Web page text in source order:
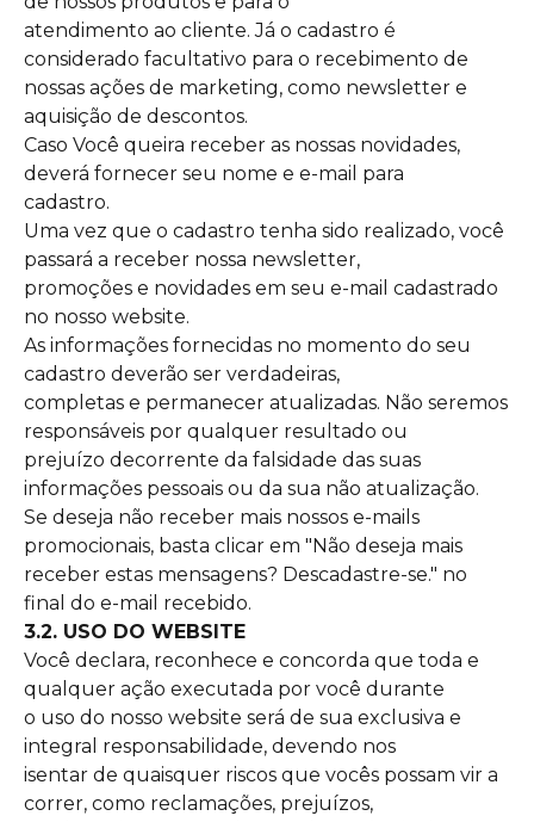
atendimento ao cliente. Já o cadastro é
considerado facultativo para o recebimento de
nossas ações de marketing, como newsletter e
aquisição de descontos.
Caso Você queira receber as nossas novidades,
deverá fornecer seu nome e e-mail para
cadastro.
Uma vez que o cadastro tenha sido realizado, você
passará a receber nossa newsletter,
promoções e novidades em seu e-mail cadastrado
no nosso website.
As informações fornecidas no momento do seu
cadastro deverão ser verdadeiras,
completas e permanecer atualizadas. Não seremos
responsáveis por qualquer resultado ou
prejuízo decorrente da falsidade das suas
informações pessoais ou da sua não atualização.
Se deseja não receber mais nossos e-mails
promocionais, basta clicar em "Não deseja mais
receber estas mensagens? Descadastre-se." no
final do e-mail recebido.
3.2. USO DO WEBSITE
Você declara, reconhece e concorda que toda e
qualquer ação executada por você durante
o uso do nosso website será de sua exclusiva e
integral responsabilidade, devendo nos
isentar de quaisquer riscos que vocês possam vir a
correr, como reclamações, prejuízos,